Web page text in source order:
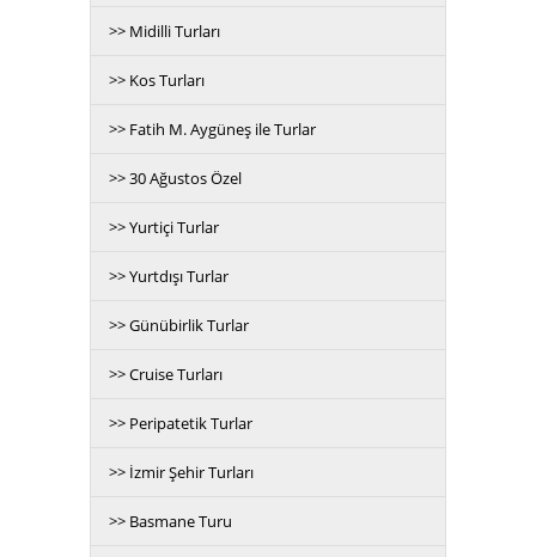
>> Midilli Turları
>> Kos Turları
>> Fatih M. Aygüneş ile Turlar
>> 30 Ağustos Özel
>> Yurtiçi Turlar
>> Yurtdışı Turlar
>> Günübirlik Turlar
>> Cruise Turları
>> Peripatetik Turlar
>> İzmir Şehir Turları
>> Basmane Turu